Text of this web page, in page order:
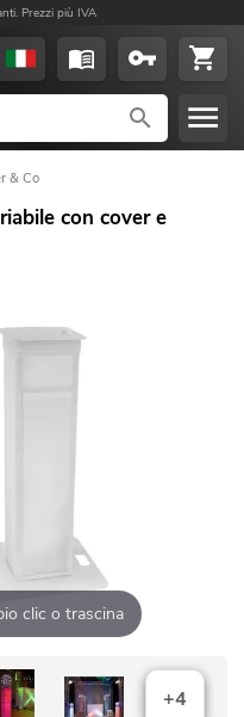
Prezzi più IVA
& Co
con cover e
clic o trascina
+4